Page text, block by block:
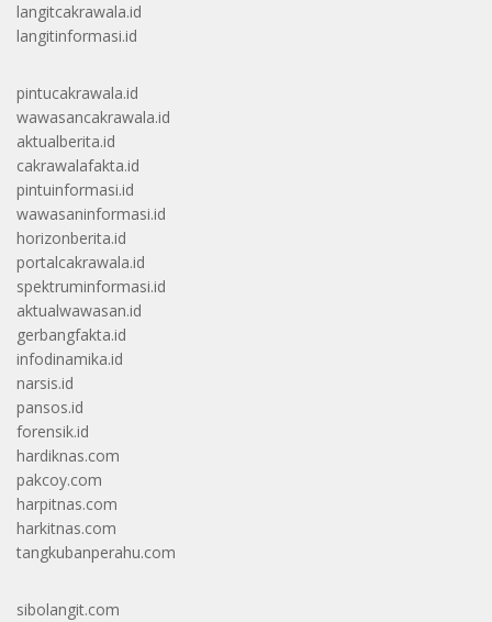
langitcakrawala.id
langitinformasi.id
pintucakrawala.id
wawasancakrawala.id
aktualberita.id
cakrawalafakta.id
pintuinformasi.id
wawasaninformasi.id
horizonberita.id
portalcakrawala.id
spektruminformasi.id
aktualwawasan.id
gerbangfakta.id
infodinamika.id
narsis.id
pansos.id
forensik.id
hardiknas.com
pakcoy.com
harpitnas.com
harkitnas.com
tangkubanperahu.com
sibolangit.com